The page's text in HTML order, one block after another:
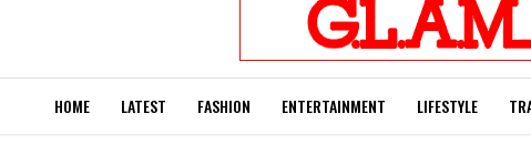
HOME LATEST FASHION ENTERTAINMENT LIFESTYLE